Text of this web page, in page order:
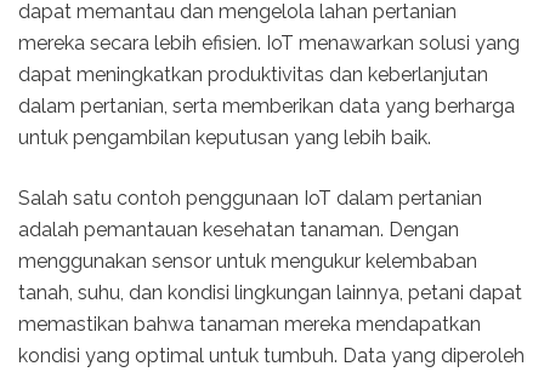
dapat memantau dan mengelola lahan pertanian
mereka secara lebih efisien. IoT menawarkan solusi yang
dapat meningkatkan produktivitas dan keberlanjutan
dalam pertanian, serta memberikan data yang berharga
untuk pengambilan keputusan yang lebih baik.
Salah satu contoh penggunaan IoT dalam pertanian
adalah pemantauan kesehatan tanaman. Dengan
menggunakan sensor untuk mengukur kelembaban
tanah, suhu, dan kondisi lingkungan lainnya, petani dapat
memastikan bahwa tanaman mereka mendapatkan
kondisi yang optimal untuk tumbuh. Data yang diperoleh